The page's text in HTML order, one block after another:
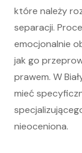
które należy
separacji.
emocjonalnie
jak go
prawem. W
mieć
nieoceniona.